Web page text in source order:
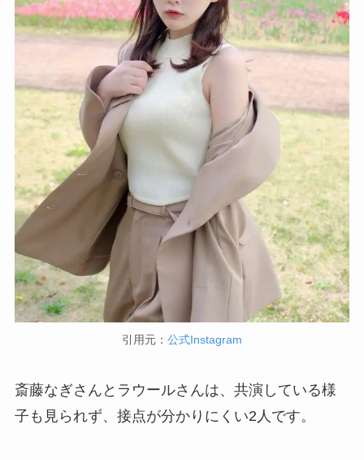
引用元： 公式Instagram
斎藤なぎさんとラウールさんは、共演している様
子も見られず、接点が分かりにくい2人です。